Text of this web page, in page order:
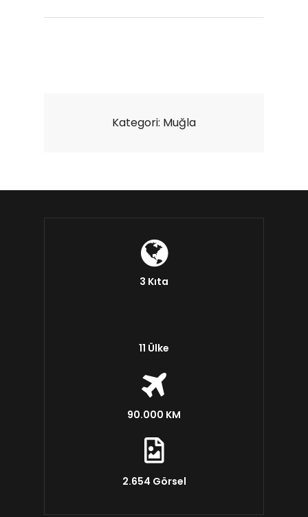
Kategori: Muğla
3 Kıta
11 Ülke
90.000 KM
2.654 Görsel